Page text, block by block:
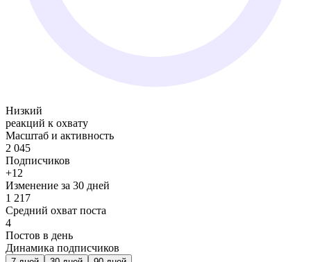
Низкий
реакций к охвату
Масштаб и активность
2 045
Подписчиков
+12
Изменение за 30 дней
1 217
Средний охват поста
4
Постов в день
Динамика подписчиков